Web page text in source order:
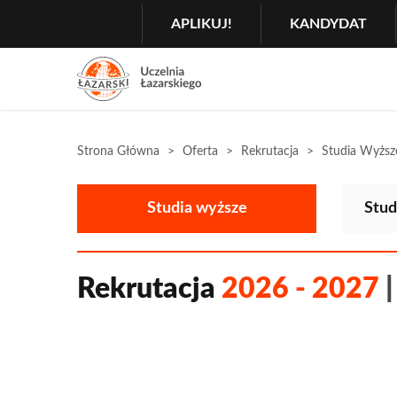
GŁÓWNA
NAWIGACJA
APLIKUJ! KANDYDAT
Strona Główna Oferta Rekrutacja Studia
Studia wyższe
Rekrutacja 2026 - 2027